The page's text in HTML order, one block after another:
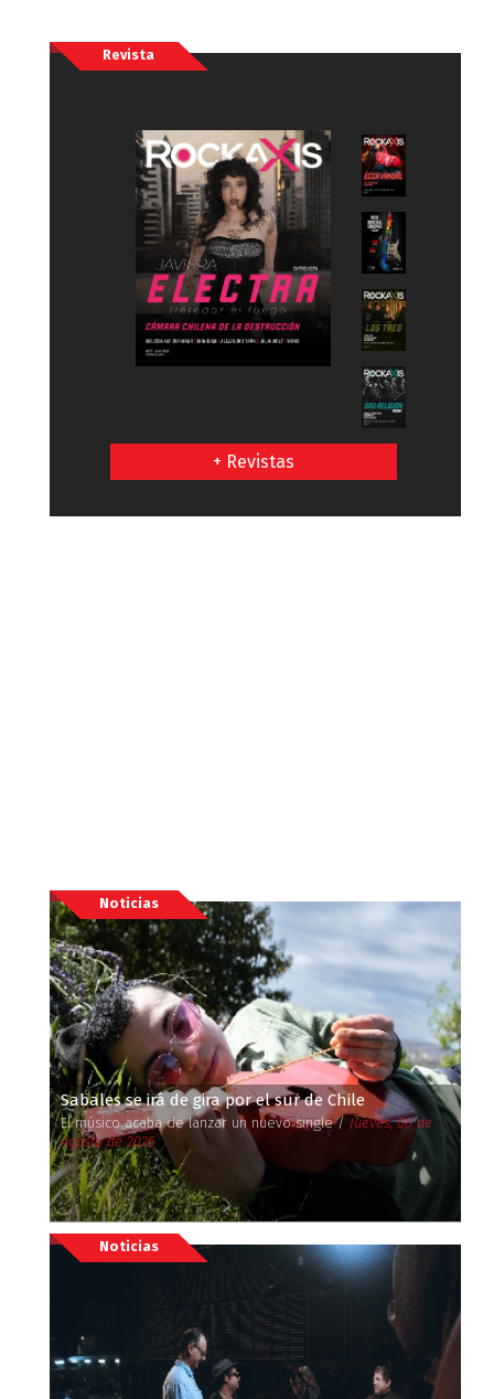
Revista
+ Revistas
Noticias
Sabales se irá de gira por el sur de Chile
El músico acaba de lanzar un nuevo single / Jueves, 06 de
Agosto de 2026
Noticias